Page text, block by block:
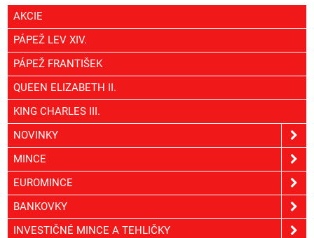
AKCIE
PÁPEŽ LEV XIV.
PÁPEŽ FRANTIŠEK
QUEEN ELIZABETH II.
KING CHARLES III.
NOVINKY
MINCE
EUROMINCE
BANKOVKY
INVESTIČNÉ MINCE A TEHLIČKY